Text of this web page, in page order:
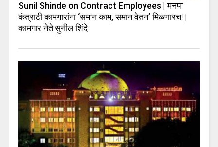
Sunil Shinde on Contract Employees | मनपा
कंत्राटी कामगारांना ‘समान काम, समान वेतन’ मिळणारच! |
कामगार नेते सुनील शिंदे